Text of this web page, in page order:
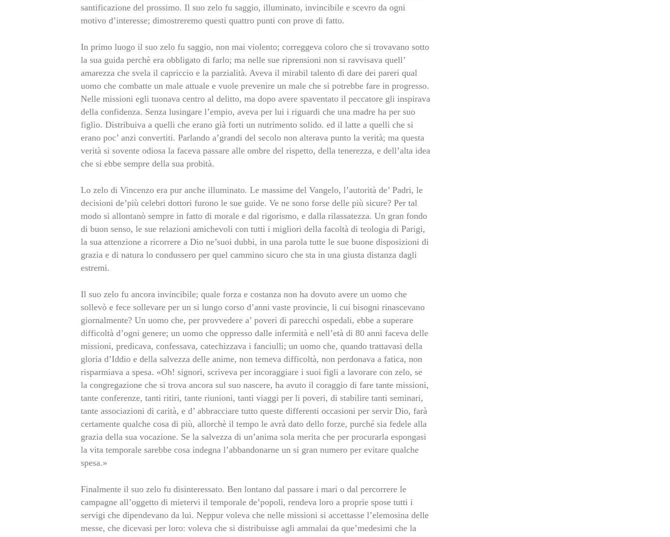
santificazione del prossimo. Il suo zelo fu saggio, illuminato, invincibile e scevro da ogni
motivo d’interesse; dimostreremo questi quattro punti con prove di fatto.
In primo luogo il suo zelo fu saggio, non mai violento; correggeva coloro che si trovavano sotto
la sua guida perchè era obbligato di farlo; ma nelle sue riprensioni non si ravvisava quell’
amarezza che svela il capriccio e la parzialità. Aveva il mirabil talento di dare dei pareri qual
uomo che combatte un male attuale e vuole prevenire un male che si potrebbe fare in progresso.
Nelle missioni egli tuonava centro al delitto, ma dopo avere spaventato il peccatore gli inspirava
della confidenza. Senza lusingare l’empio, aveva per lui i riguardi che una madre ha per suo
figlio. Distribuiva a quelli che erano già forti un nutrimento solido. ed il latte a quelli che si
erano poc’ anzi convertiti. Parlando a’grandi del secolo non alterava punto la verità; ma questa
verità si sovente odiosa la faceva passare alle ombre del rispetto, della tenerezza, e dell’alta idea
che si ebbe sempre della sua probità.
Lo zelo di Vincenzo era pur anche illuminato. Le massime del Vangelo, l’autorità de’ Padri, le
decisioni de’più celebri dottori furono le sue guide. Ve ne sono forse delle più sicure? Per tal
modo si allontanò sempre in fatto di morale e dal rigorismo, e dalla rilassatezza. Un gran fondo
di buon senso, le sue relazioni amichevoli con tutti i migliori della facoltà di teologia di Parigi,
la sua attenzione a ricorrere a Dio ne’suoi dubbi, in una parola tutte le sue buone disposizioni di
grazia e di natura lo condussero per quel cammino sicuro che sta in una giusta distanza dagli
estremi.
Il suo zelo fu ancora invincibile; quale forza e costanza non ha dovuto avere un uomo che
sollevò e fece sollevare per un si lungo corso d’anni vaste provincie, li cui bisogni rinascevano
giornalmente? Un uomo che, per provvedere a’ poveri di parecchi ospedali, ebbe a superare
difficoltà d’ogni genere; un uomo che oppresso dalle infermità e nell’età di 80 anni faceva delle
missioni, predicava, confessava, catechizzava i fanciulli; un uomo che, quando trattavasi della
gloria d’Iddio e della salvezza delle anime, non temeva difficoltà, non perdonava a fatica, non
risparmiava a spesa. «Oh! signori, scriveva per incoraggiare i suoi figli a lavorare con zelo, se
la congregazione che si trova ancora sul suo nascere, ha avuto il coraggio di fare tante missioni,
tante conferenze, tanti ritiri, tante riunioni, tanti viaggi per li poveri, di stabilire tanti seminari,
tante associazioni di carità, e d’ abbracciare tutto queste differenti occasioni per servir Dio, farà
certamente qualche cosa di più, allorchè il tempo le avrà dato dello forze, purché sia fedele alla
grazia della sua vocazione. Se la salvezza di un’anima sola merita che per procurarla espongasi
la vita temporale sarebbe cosa indegna l’abbandonarne un si gran numero per evitare qualche
spesa.»
Finalmente il suo zelo fu disinteressato. Ben lontano dal passare i mari o dal percorrere le
campagne all’oggetto di mietervi il temporale de’popoli, rendeva loro a proprie spose tutti i
servigi che dipendevano da lui. Neppur voleva che nelle missioni si accettasse l’elemosina delle
messe, che dicevasi per loro: voleva che si distribuisse agli ammalai da que’medesimi che la